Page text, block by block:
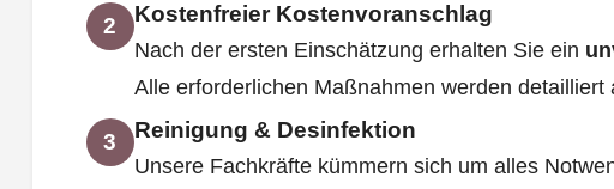
2 Kostenfreier Kostenvoranschlag
Nach der ersten Einschätzung erhalten Sie ein
Alle erforderlichen Maßnahmen werden detailliert
3 Reinigung & Desinfektion
Unsere Fachkräfte kümmern sich um alles